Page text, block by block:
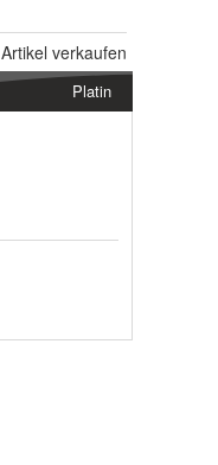
Artikel verkaufen
Platin